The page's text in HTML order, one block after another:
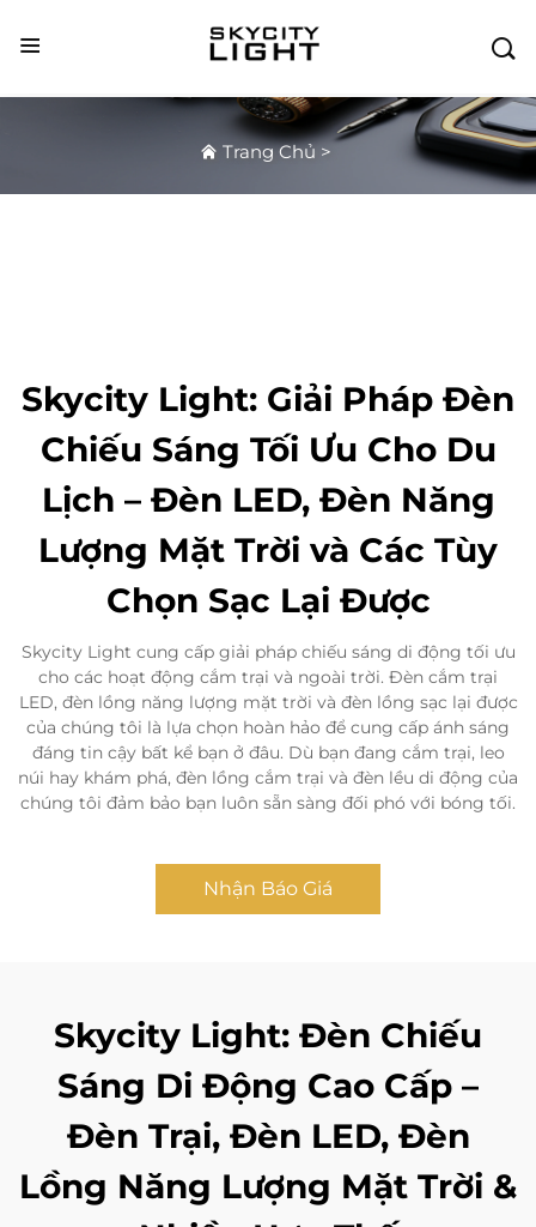

Trang Chủ >
Skycity Light: Giải Pháp Đèn
Chiếu Sáng Tối Ưu Cho Du
Lịch – Đèn LED, Đèn Năng
Lượng Mặt Trời và Các Tùy
Chọn Sạc Lại Được
Skycity Light cung cấp giải pháp chiếu sáng di động tối ưu
cho các hoạt động cắm trại và ngoài trời. Đèn cắm trại
LED, đèn lồng năng lượng mặt trời và đèn lồng sạc lại được
của chúng tôi là lựa chọn hoàn hảo để cung cấp ánh sáng
đáng tin cậy bất kể bạn ở đâu. Dù bạn đang cắm trại, leo
núi hay khám phá, đèn lồng cắm trại và đèn lều di động của
chúng tôi đảm bảo bạn luôn sẵn sàng đối phó với bóng tối.
Nhận Báo Giá
Skycity Light: Đèn Chiếu
Sáng Di Động Cao Cấp –
Đèn Trại, Đèn LED, Đèn
Lồng Năng Lượng Mặt Trời &